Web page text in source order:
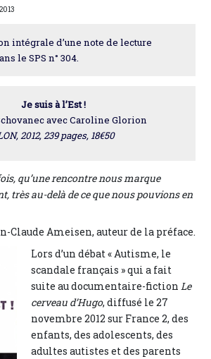
intégrale d’une note de lecture
le SPS n° 304.
Je suis à l’Est !
avec Caroline Glorion
2012, 239 pages, 18€50
qu’une rencontre nous marque
très au-delà de ce que nous pouvions en
Claude Ameisen, auteur de la préface.
Lors d’un débat « Autisme, le
scandale français » qui a fait
suite au documentaire-fictionLe
cerveau d’Hugo, diffusé le 27
novembre 2012 sur France 2, des
enfants, des adolescents, des
adultes autistes et des parents